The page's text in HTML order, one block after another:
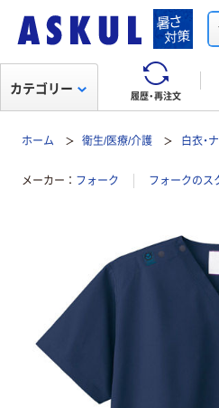
履歴・再注文
カテゴリー
ホーム 衛生/医療/介護 白衣・
メーカー フォーク フォークのス